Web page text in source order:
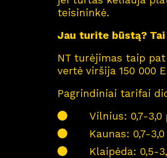
teisininkė.
Jau turite būstą?
NT turėjimas taip
vertė viršija 150 000
Pagrindiniai tarifai
Vilnius: 0,7-
Kaunas: 0,7-
Klaipėda: 0,5-